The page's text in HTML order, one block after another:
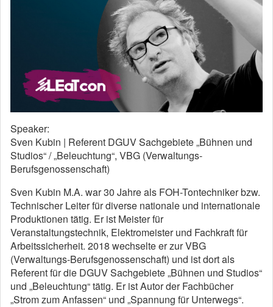
Speaker:
Sven Kubin | Referent DGUV Sachgebiete „Bühnen und
Studios“ / „Beleuchtung“, VBG (Verwaltungs-
Berufsgenossenschaft)
Sven Kubin M.A. war 30 Jahre als FOH-Tontechniker bzw.
Technischer Leiter für diverse nationale und internationale
Produktionen tätig. Er ist Meister für
Veranstaltungstechnik, Elektromeister und Fachkraft für
Arbeitssicherheit. 2018 wechselte er zur VBG
(Verwaltungs-Berufsgenossenschaft) und ist dort als
Referent für die DGUV Sachgebiete „Bühnen und Studios“
und „Beleuchtung“ tätig. Er ist Autor der Fachbücher
„Strom zum Anfassen“ und „Spannung für Unterwegs“.